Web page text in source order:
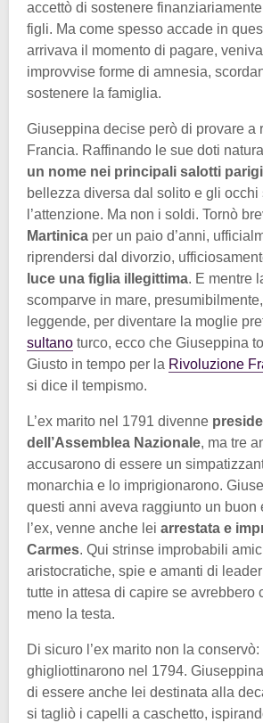
accettò di sostenere
figli. Ma come spesso accade in
arrivava il momento di pagare,
improvvise forme di amnesia,
sostenere la famiglia.
Giuseppina decise però di provare a
Francia. Raffinando le sue doti
un nome nei principali salotti
bellezza diversa dal solito e gli occhi
l’attenzione. Ma non i soldi. Tornò
Martinica per un paio d’anni,
riprendersi dal divorzio,
luce una figlia illegittima. E mentre
scomparve in mare,
leggende, per diventare la moglie
sultano turco, ecco che Giuseppina
Giusto in tempo per la Rivoluzione
si dice il tempismo.
L’ex marito nel 1791 divenne
dell’Assemblea Nazionale, ma tre
accusarono di essere un
monarchia e lo imprigionarono.
questi anni aveva raggiunto un buon
l’ex, venne anche lei arrestata e
Carmes. Qui strinse improbabili
aristocratiche, spie e amanti di
tutte in attesa di capire se avrebbero
meno la testa.
Di sicuro l’ex marito non la conservò:
ghigliottinarono nel 1794.
di essere anche lei destinata alla
si tagliò i capelli a caschetto,